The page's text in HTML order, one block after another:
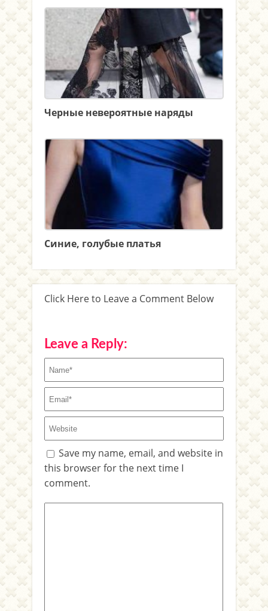
Черные невероятные наряды
Синие, голубые платья
Click Here to Leave a Comment Below
Leave a Reply:
Save my name, email, and website in
this browser for the next time I
comment.